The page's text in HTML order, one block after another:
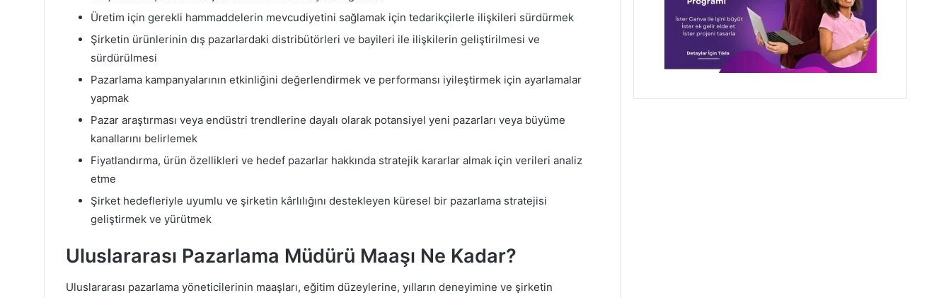
Üretim için gerekli hammaddelerin mevcudiyetini sağlamak için tedarikçilerle ilişkileri sürdürmek
Şirketin ürünlerinin dış pazarlardaki distribütörleri ve bayileri ile ilişkilerin geliştirilmesi ve
sürdürülmesi
Pazarlama kampanyalarının etkinliğini değerlendirmek ve performansı iyileştirmek için ayarlamalar
yapmak
Pazar araştırması veya endüstri trendlerine dayalı olarak potansiyel yeni pazarları veya büyüme
kanallarını belirlemek
Fiyatlandırma, ürün özellikleri ve hedef pazarlar hakkında stratejik kararlar almak için verileri analiz
etme
Şirket hedefleriyle uyumlu ve şirketin kârlılığını destekleyen küresel bir pazarlama stratejisi
geliştirmek ve yürütmek
Uluslararası Pazarlama Müdürü Maaşı Ne Kadar?
Uluslararası pazarlama yöneticilerinin maaşları, eğitim düzeylerine, yılların deneyimine ve şirketin